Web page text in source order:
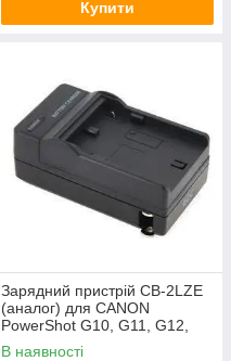
Купити
Зарядний пристрій CB-2LZE
(аналог) для CANON
PowerShot G10, G11, G12,
SX30 IS - (акумулятор NB-7L)
В наявності